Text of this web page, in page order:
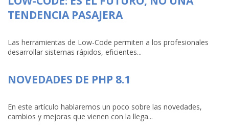
TENDENCIA PASAJERA
Las herramientas de Low-Code permiten a los profesionales
desarrollar sistemas rápidos, eficientes...
NOVEDADES DE PHP 8.1
En este artículo hablaremos un poco sobre las novedades,
cambios y mejoras que vienen con la llega...